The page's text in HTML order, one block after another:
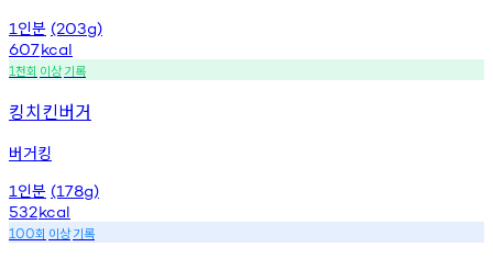
1 인분 (203g)
607kcal
1천회 이상기록
킹치킨버거
버거킹
1 인분 (178g)
532kcal
100회 이상기록